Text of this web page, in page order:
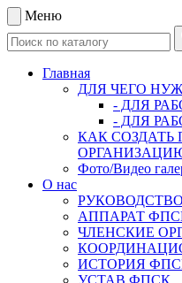
Меню
Главная
ДЛЯ ЧЕГО
- ДЛЯ
- ДЛЯ
КАК
Фото/Видео
О нас
АППАРАТ
ЧЛЕНСКИЕ
ИСТОРИЯ
УСТАВ ФПСК